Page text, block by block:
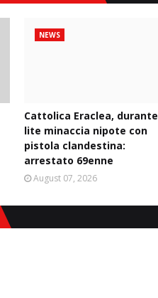
NEWS
Cattolica Eraclea, durante
lite minaccia nipote con
pistola clandestina:
arrestato 69enne
August 07, 2026